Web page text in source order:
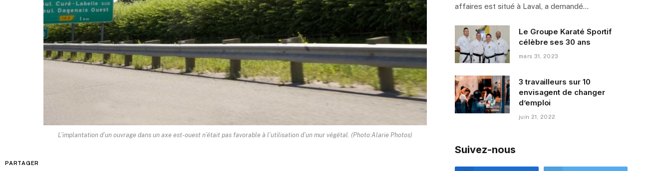
L’implantation d’un ouvrage dans un axe est-ouest n’était pas favorable à l’utilisation d’un mur végétal. (Photo:Alarie Photos)
PARTAGER
affaires est situé à Laval, a demandé…
Le Groupe Karaté Sportif
célèbre ses 30 ans
mars 31, 2023
3 travailleurs sur 10
envisagent de changer
d’emploi
juin 21, 2022
Suivez-nous